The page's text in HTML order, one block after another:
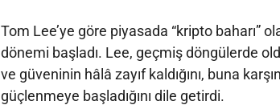
Tom Lee’ye göre piyasada “kripto baharı”
dönemi başladı. Lee, geçmiş döngülerde
ve güveninin hâlâ zayıf kaldığını, buna
güçlenmeye başladığını dile getirdi.